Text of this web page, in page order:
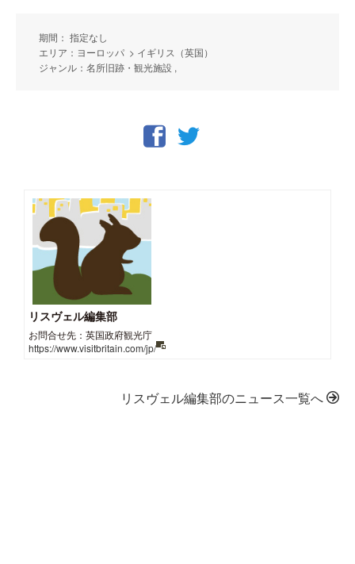
期間： 指定なし
エリア：ヨーロッパ > イギリス（英国）
ジャンル：名所旧跡・観光施設 ,
リスヴェル編集部
お問合せ先：英国政府観光庁
https://www.visitbritain.com/jp/
リスヴェル編集部のニュース一覧へ